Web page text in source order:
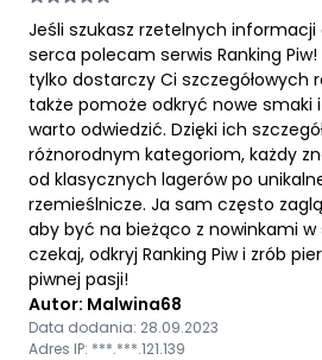
Jeśli szukasz rzetelnych informacji
serca polecam serwis Ranking
tylko dostarczy Ci szczegółowych
także pomoże odkryć nowe smaki
warto odwiedzić. Dzięki ich
różnorodnym kategoriom, każdy
od klasycznych lagerów po
rzemieślnicze. Ja sam często
aby być na bieżąco z nowinkami w
czekaj, odkryj Ranking Piw i zrób
piwnej pasji!
Autor: Malwina68
Data dodania: 28.09.2023
Adres IP: ***.***.121.139